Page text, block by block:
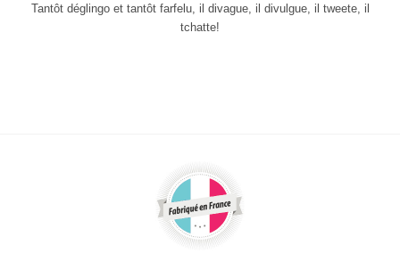
Tantôt déglingo et tantôt farfelu, il divague, il divulgue, il tweete, il
tchatte!